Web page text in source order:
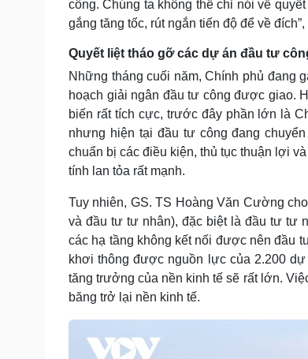
công. Chúng ta không thể chỉ nói về
gắng tăng tốc, rút ngắn tiến độ để về
Quyết liệt tháo gỡ các dự án đầu tư
Những tháng cuối năm, Chính phủ đang
hoạch giải ngân đầu tư công được giao.
biến rất tích cực, trước đây phần lớn là
nhưng hiện tại đầu tư công đang
chuẩn bị các điều kiện, thủ tục thuận lợi
tính lan tỏa rất mạnh.
Tuy nhiên, GS. TS Hoàng Văn Cường
và đầu tư tư nhân), đặc biệt là đầu tư tư
các hạ tầng không kết nối được nên đầu
khơi thông được nguồn lực của 2.200
tăng trưởng của nền kinh tế sẽ rất lớn.
băng trở lại nền kinh tế.